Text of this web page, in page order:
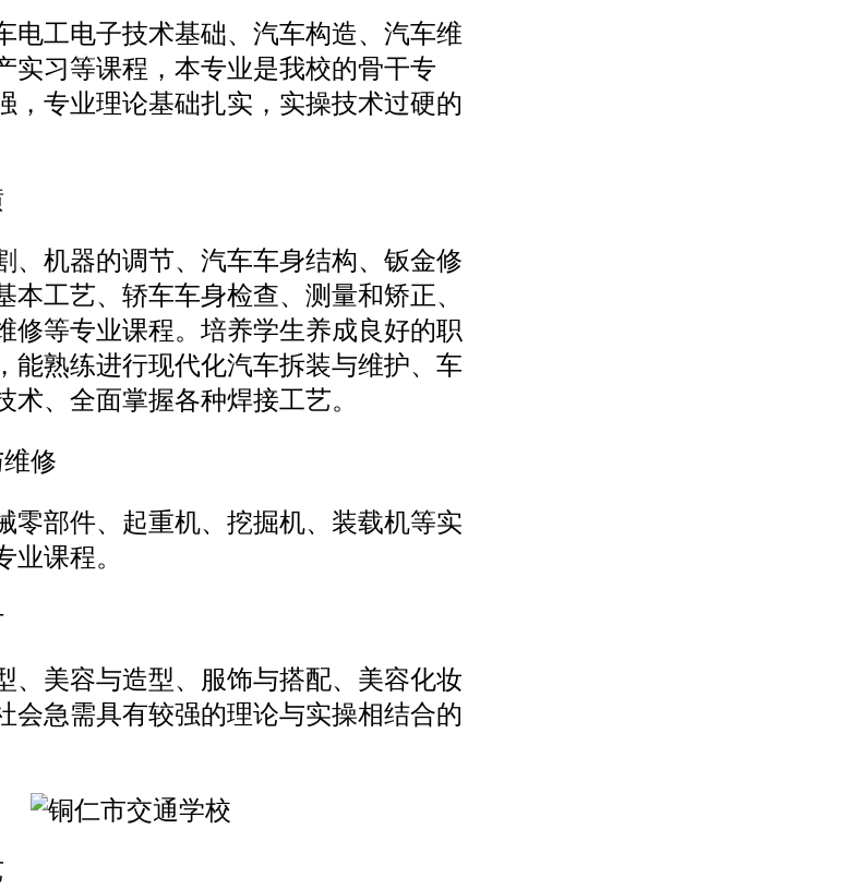
电工电子技术基础、汽车构造、汽车维
实习等课程，本专业是我校的骨干专
，专业理论基础扎实，实操技术过硬的
、机器的调节、汽车车身结构、钣金修
本工艺、轿车车身检查、测量和矫正、
修等专业课程。培养学生养成良好的职
能熟练进行现代化汽车拆装与维护、车
术、全面掌握各种焊接工艺。
修
零部件、起重机、挖掘机、装载机等实
业课程。
、美容与造型、服饰与搭配、美容化妆
会急需具有较强的理论与实操相结合的